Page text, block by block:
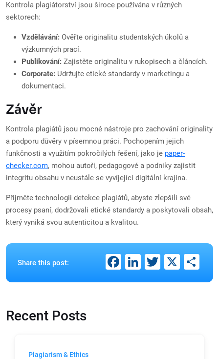
Kontrola plagiátorství jsou široce používána v různých
sektorech:
Vzdělávání: Ověřte originalitu studentských úkolů a
výzkumných prací.
Publikování: Zajistěte originalitu v rukopisech a článcích.
Corporate: Udržujte etické standardy v marketingu a
dokumentaci.
Závěr
Kontrola plagiátů jsou mocné nástroje pro zachování originality
a podporu důvěry v písemnou práci. Pochopením jejich
funkčnosti a využitím pokročilých řešení, jako je paper-
checker.com, mohou autoři, pedagogové a podniky zajistit
integritu obsahu v neustále se vyvíjející digitální krajina.
Přijměte technologii detekce plagiátů, abyste zlepšili své
procesy psaní, dodržovali etické standardy a poskytovali obsah,
který vyniká svou autenticitou a kvalitou.
Share this post: Facebook
LinkedIn
Twitter
X
Recent Posts
Plagiarism & Ethics